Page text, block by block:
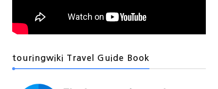
touringwiki Travel Guide Book